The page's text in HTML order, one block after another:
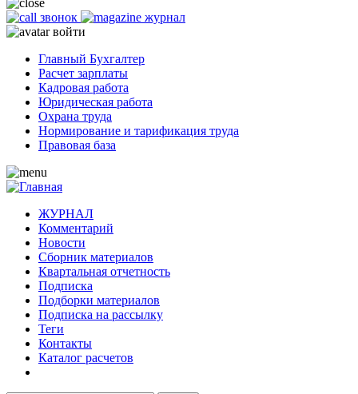
звонок
журнал
войти
Главный Бухгалтер
Расчет зарплаты
Кадровая работа
Юридическая работа
Охрана труда
Нормирование и тарификация труда
Правовая база
ЖУРНАЛ
Комментарий
Новости
Сборник материалов
Квартальная отчетность
Подписка
Подборки материалов
Подписка на рассылку
Теги
Контакты
Каталог расчетов